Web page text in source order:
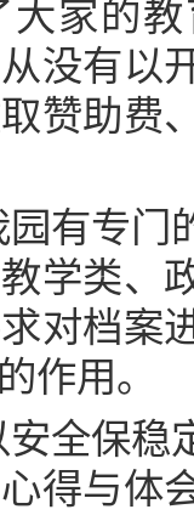
家的
没有以
赞助费
有专门
学类、
对档案
作用。
全保稳
得与体